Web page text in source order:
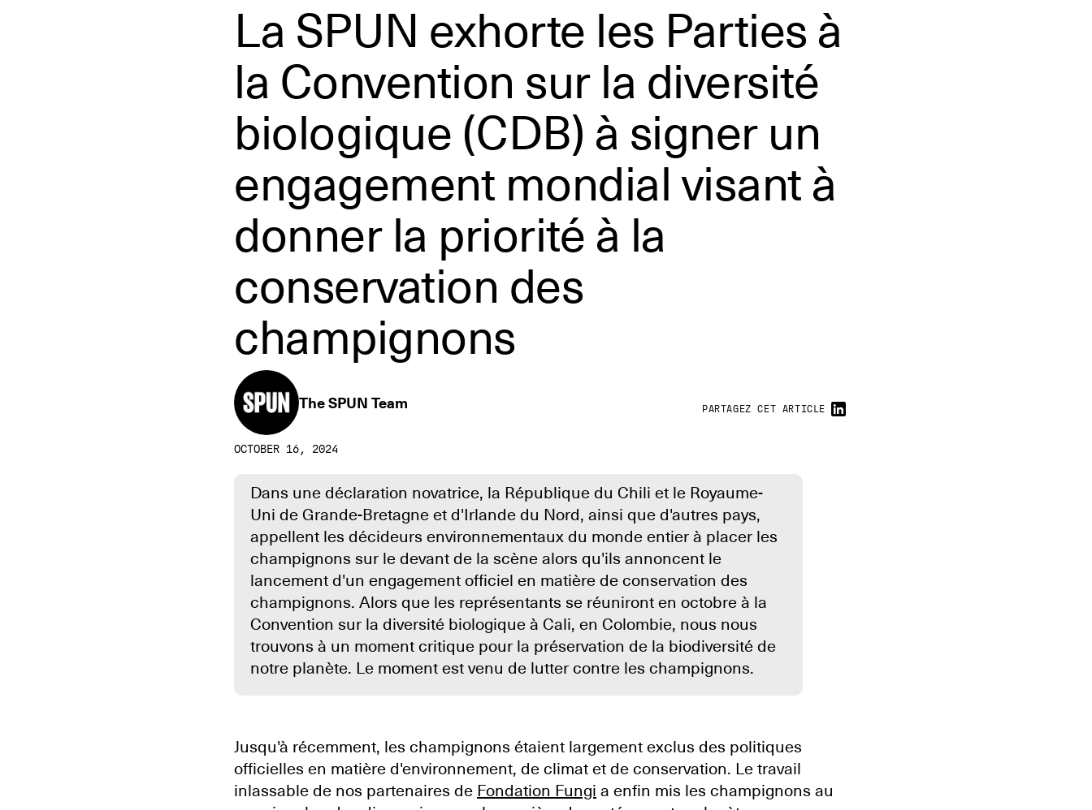
La SPUN exhorte les Parties à
la Convention sur la diversité
biologique (CDB) à signer un
engagement mondial visant à
donner la priorité à la
conservation des
champignons
The SPUN Team PARTAGEZ CET ARTICLE
OCTOBER 16, 2024
Dans une déclaration novatrice, la République du Chili et le Royaume-
Uni de Grande-Bretagne et d'Irlande du Nord, ainsi que d'autres pays,
appellent les décideurs environnementaux du monde entier à placer les
champignons sur le devant de la scène alors qu'ils annoncent le
lancement d'un engagement officiel en matière de conservation des
champignons. Alors que les représentants se réuniront en octobre à la
Convention sur la diversité biologique à Cali, en Colombie, nous nous
trouvons à un moment critique pour la préservation de la biodiversité de
notre planète. Le moment est venu de lutter contre les champignons.
Jusqu'à récemment, les champignons étaient largement exclus des politiques
officielles en matière d'environnement, de climat et de conservation. Le travail
inlassable de nos partenaires de Fondation Fungi a enfin mis les champignons au